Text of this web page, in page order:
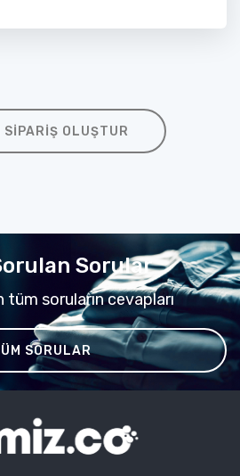
SIPARIŞ OLUŞTUR
Sorular
soruların cevapları
SORULAR